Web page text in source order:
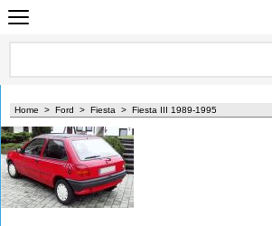
Home > Ford > Fiesta > Fiesta III 1989-1995